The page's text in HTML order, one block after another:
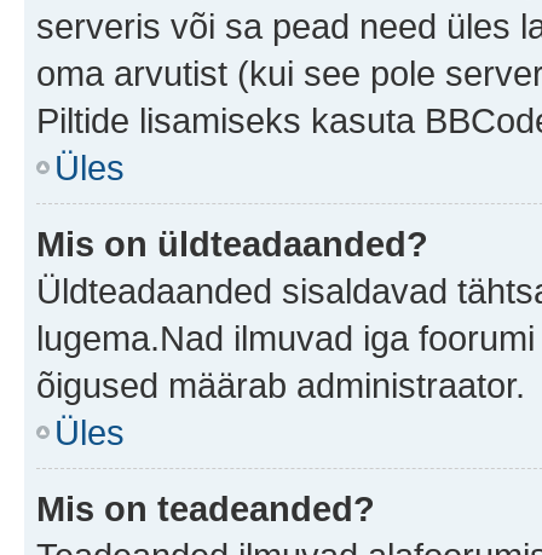
serveris või sa pead need üles
oma arvutist (kui see pole
Piltide lisamiseks kasuta
Üles
Mis on üldteadaanded?
Üldteadaanded sisaldavad
lugema.Nad ilmuvad iga
õigused määrab administraator.
Üles
Mis on teadeanded?